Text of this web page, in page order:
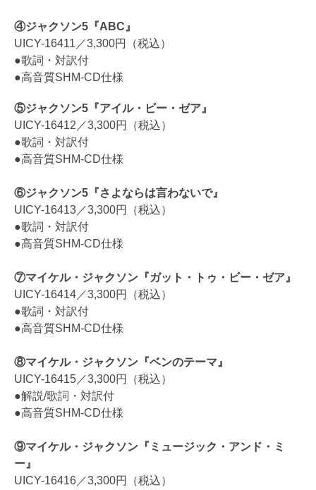
④ジャクソン5『ABC』
UICY-16411／3,300円（税込）
●歌詞・対訳付
●高音質SHM-CD仕様
⑤ジャクソン5『アイル・ビー・ゼア』
UICY-16412／3,300円（税込）
●歌詞・対訳付
●高音質SHM-CD仕様
⑥ジャクソン5『さよならは言わないで』
UICY-16413／3,300円（税込）
●歌詞・対訳付
●高音質SHM-CD仕様
⑦マイケル・ジャクソン『ガット・トゥ・ビー・ゼア』
UICY-16414／3,300円（税込）
●歌詞・対訳付
●高音質SHM-CD仕様
⑧マイケル・ジャクソン『ベンのテーマ』
UICY-16415／3,300円（税込）
●解説/歌詞・対訳付
●高音質SHM-CD仕様
⑨マイケル・ジャクソン『ミュージック・アンド・ミ
ー』
UICY-16416／3,300円（税込）